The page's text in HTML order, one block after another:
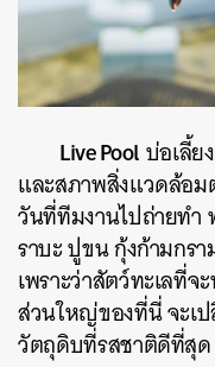
Live Poolบ่อเลี้
และสภาพสิ่งแวดล้อ
วันที่ทีมงานไปถ่ายทำ
ราบะ ปูขน กุ้งก้ามกร
เพราะว่าสัตว์ทะเลที่
ส่วนใหญ่ของที่นี่ จะเ
วัตถุดิบที่รสชาติดีที่สุด